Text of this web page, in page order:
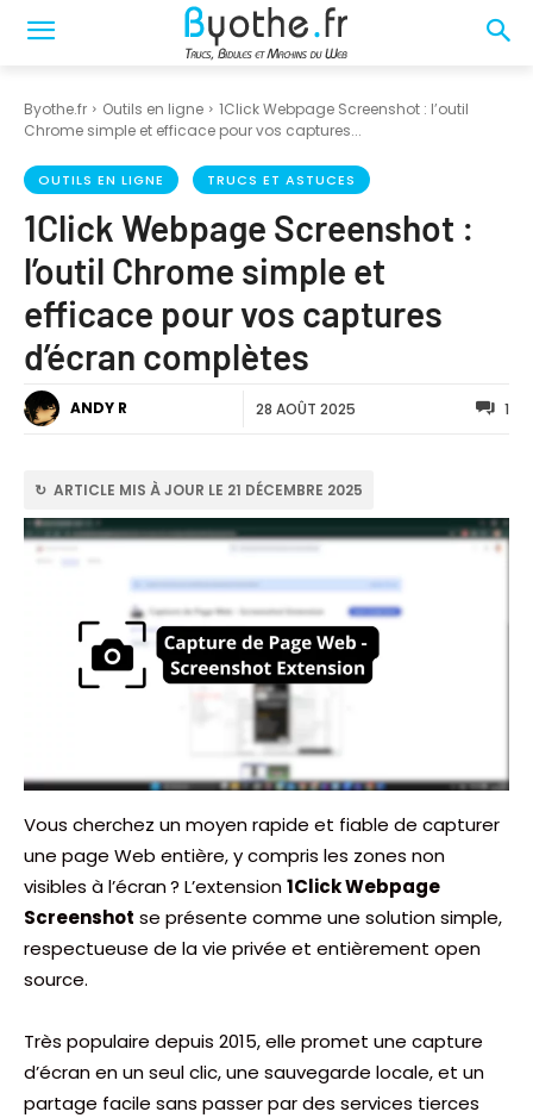
Byothe.fr Outils en ligne
1Click Webpage Screenshot : l’outil
Chrome simple et efficace pour vos captures...
OUTILS EN LIGNE TRUCS ET ASTUCES
1Click Webpage Screenshot :
l’outil Chrome simple et
efficace pour vos captures
d’écran complètes
ANDY R 28 AOÛT 2025 1
↻ ARTICLE MIS À JOUR LE 21 DÉCEMBRE 2025
Vous cherchez un moyen rapide et fiable de capturer
une page Web entière, y compris les zones non
visibles à l’écran ? L’extension1Click Webpage
Screenshot se présente comme une solution simple,
respectueuse de la vie privée et entièrement open
source.
Très populaire depuis 2015, elle promet une capture
d’écran en un seul clic, une sauvegarde locale, et un
partage facile sans passer par des services tierces